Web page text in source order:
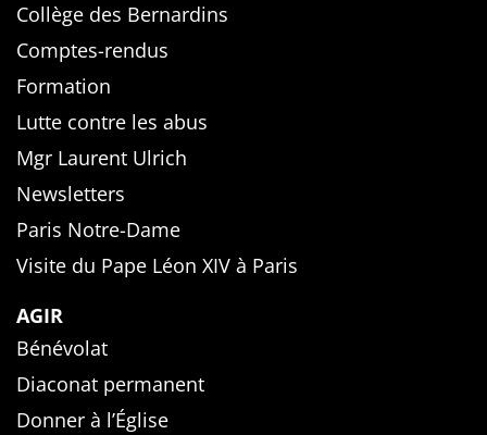
Collège des Bernardins
Comptes-rendus
Formation
Lutte contre les abus
Mgr Laurent Ulrich
Newsletters
Paris Notre-Dame
Visite du Pape Léon XIV à Paris
AGIR
Bénévolat
Diaconat permanent
Donner à l’Église